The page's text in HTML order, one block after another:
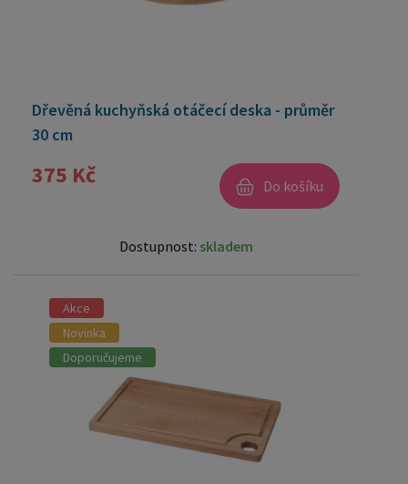
Dřevěná kuchyňská otáčecí deska - průměr
30 cm
375 Kč Do košíku
Dostupnost: skladem
Akce
Novinka
Doporučujeme